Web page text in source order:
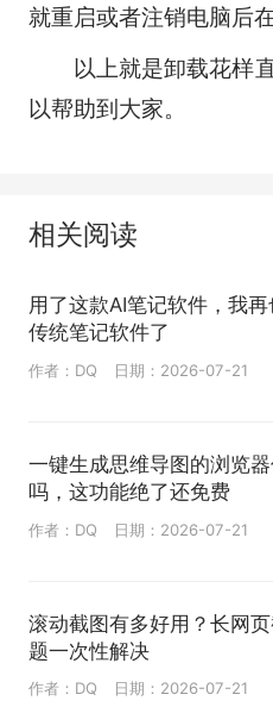
就重启或者注销电脑后
以上就是卸载花样直
以帮助到大家。
相关阅读
用了这款AI笔记软件，我
传统笔记软件了
作者：DQ 日期：2026-07-21
一键生成思维导图的浏览
吗，这功能绝了还免费
作者：DQ 日期：2026-07-21
滚动截图有多好用？长网
题一次性解决
作者：DQ 日期：2026-07-21